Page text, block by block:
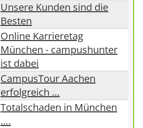
Unsere Kunden sind die
Besten
Online Karrieretag
München - campushunter
ist dabei
CampusTour Aachen
erfolgreich …
Totalschaden in München
….